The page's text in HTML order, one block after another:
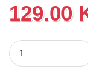
129.00
Pegla PHILIPS